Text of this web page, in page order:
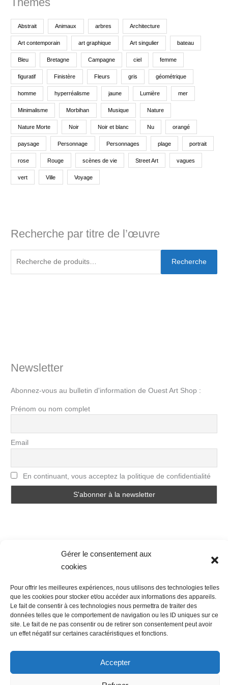
Gérer le consentement aux
cookies
Pour offrir les meilleures expériences, nous utilisons des technologies telles
que les cookies pour stocker et/ou accéder aux informations des appareils.
Le fait de consentir à ces technologies nous permettra de traiter des
données telles que le comportement de navigation ou les ID uniques sur ce
site. Le fait de ne pas consentir ou de retirer son consentement peut avoir
un effet négatif sur certaines caractéristiques et fonctions.
Accepter
Abstrait Animaux arbres Architecture
Art contemporain art graphique Art singulier bateau
Bleu Bretagne Campagne ciel femme
figuratif Finistère Fleurs gris géométrique
homme hyperréalisme jaune Lumière mer
Minimalisme Morbihan Musique Nature
Nature Morte Noir Noir et blanc Nu orangé
paysage Personnage Personnages plage portrait
rose Rouge scènes de vie Street Art vagues
vert Ville Voyage
Recherche par titre de l’œuvre
Recherche
Newsletter
Abonnez-vous au bulletin d'information de Ouest Art Shop :
Prénom ou nom complet
Email
En continuant, vous acceptez la politique de confidentialité
Politique de confidentialité
Mentions légales
Mon compte
Mot de passe perdu
Newsletter Politique de cookies (UE)